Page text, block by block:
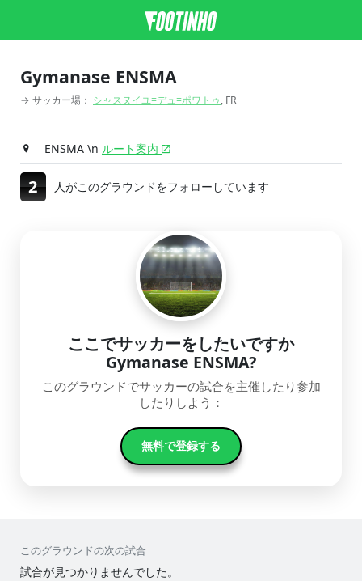
Gymanase ENSMA
→ サッカー場： シャスヌイユ=デュ=ポワトゥ, FR
ENSMA \n ルート案内
2 人がこのグラウンドをフォローしています
ここでサッカーをしたいですか
Gymanase ENSMA?
このグラウンドでサッカーの試合を主催したり参加
したりしよう：
無料で登録する
このグラウンドの次の試合
試合が見つかりませんでした。